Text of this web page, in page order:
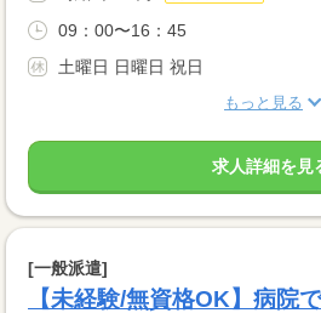
09：00〜16：45
土曜日 日曜日 祝日
もっと見る
求人詳細を見
[一般派遣]
【未経験/無資格OK】病院